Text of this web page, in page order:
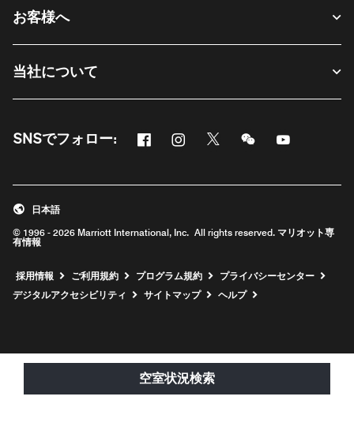
空室状況検索
お客様へ
当社について
SNSでフォロー: Facebook
新しいウィンドウで開く
Instagram
新しいウィンドウで開く
Twitter
新しいウィンドウで開く
Messenger
新しいウィンドウ
新しいウィ
© 1996 - 2026 Marriott International, Inc. All rights reserved. マリオット専
有情報
日本語
採用情報 新しいウィンドウで開く
ご利用規約 プログラム規約
プライバシーセンター
デジタルアクセシビリティ
サイトマップ ヘルプ